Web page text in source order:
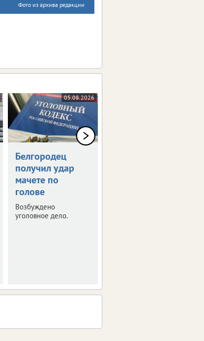
Фото из архива редакции
05.08.2026
Белгородец
получил удар
мачете по
голове
Возбуждено
уголовное дело.